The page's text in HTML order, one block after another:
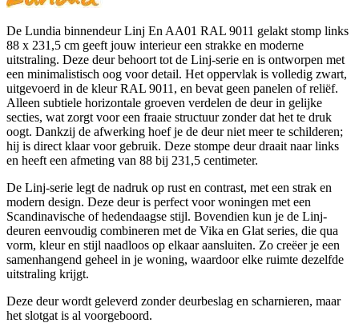
De Lundia binnendeur Linj En AA01 RAL 9011 gelakt stomp links
88 x 231,5 cm geeft jouw interieur een strakke en moderne
uitstraling. Deze deur behoort tot de Linj-serie en is ontworpen met
een minimalistisch oog voor detail. Het oppervlak is volledig zwart,
uitgevoerd in de kleur RAL 9011, en bevat geen panelen of reliëf.
Alleen subtiele horizontale groeven verdelen de deur in gelijke
secties, wat zorgt voor een fraaie structuur zonder dat het te druk
oogt. Dankzij de afwerking hoef je de deur niet meer te schilderen;
hij is direct klaar voor gebruik. Deze stompe deur draait naar links
en heeft een afmeting van 88 bij 231,5 centimeter.
De Linj-serie legt de nadruk op rust en contrast, met een strak en
modern design. Deze deur is perfect voor woningen met een
Scandinavische of hedendaagse stijl. Bovendien kun je de Linj-
deuren eenvoudig combineren met de Vika en Glat series, die qua
vorm, kleur en stijl naadloos op elkaar aansluiten. Zo creëer je een
samenhangend geheel in je woning, waardoor elke ruimte dezelfde
uitstraling krijgt.
Deze deur wordt geleverd zonder deurbeslag en scharnieren, maar
het slotgat is al voorgeboord.